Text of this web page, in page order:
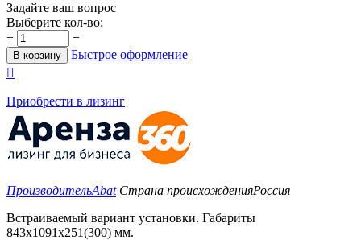
Задайте ваш вопрос
Выберите кол-во:
+
−
В корзину
Быстрое оформление

Приобрести в лизинг
ПроизводительAbat Страна происхожденияРоссия
Встраиваемый вариант установки. Габариты
843х1091х251(300) мм.